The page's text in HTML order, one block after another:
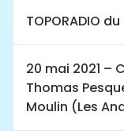
TOPORADIO
20 mai 2021
Thomas
Moulin (Les